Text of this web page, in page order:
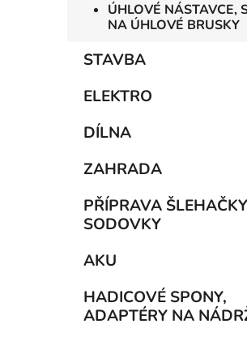
ÚHLOVÉ NÁSTAVCE,
NA ÚHLOVÉ BRUSKY
STAVBA
ELEKTRO
DÍLNA
ZAHRADA
PŘÍPRAVA
SODOVKY
AKU
HADICOVÉ SPONY,
ADAPTÉRY NA